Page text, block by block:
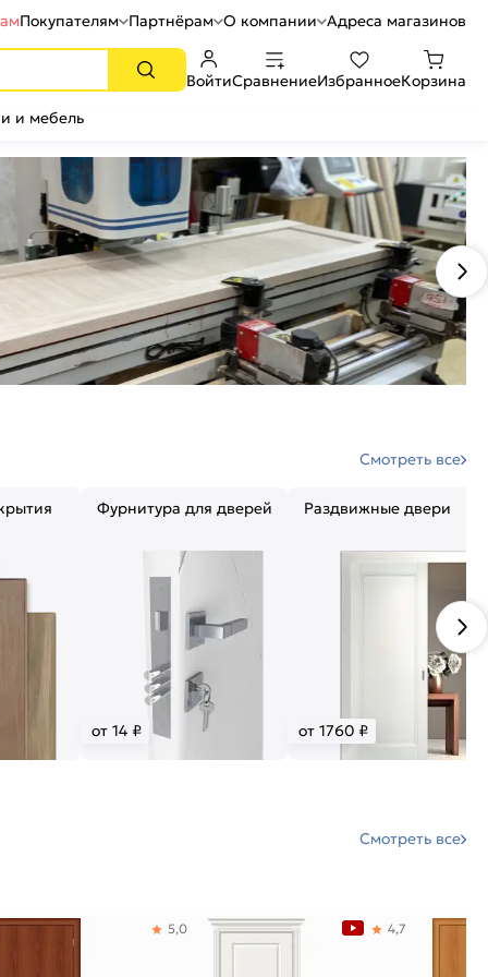
Покупателям Партнёрам О компании Адреса магазинов
ВойтиСравнениеИзбранноеКорзина
и мебель
Смотреть все
Фурнитура для дверей
от 14 ₽
Раздвижные двери
от 1760 ₽
Смотреть все
5,0 4,7